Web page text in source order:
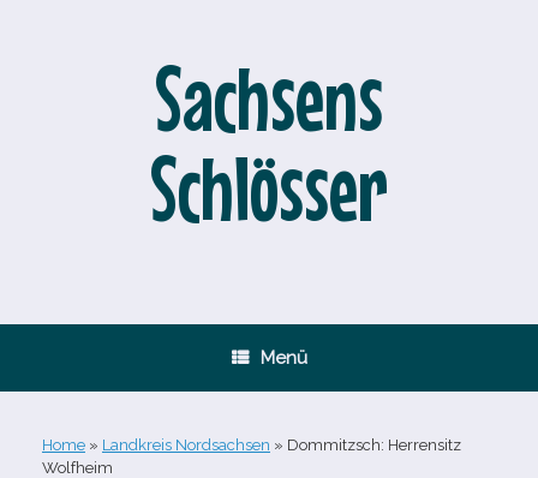
Sachsens
Schlösser
Menü
Home » Landkreis Nordsachsen » Dommitzsch: Herrensitz
Wolfheim